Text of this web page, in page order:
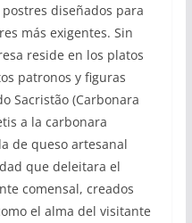
diseñados para
más exigentes. Sin
reside en los platos
patronos y figuras
Sacristão (Carbonara
a la carbonara
de queso artesanal
que deleitara el
comensal, creados
el alma del visitante